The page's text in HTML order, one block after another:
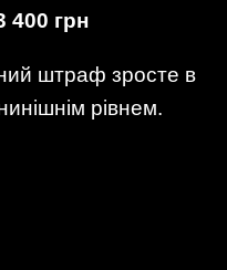
400 грн
штраф зросте в
рівнем.